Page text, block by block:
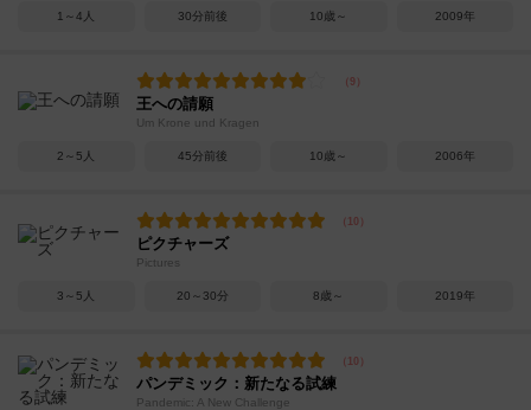
1～4人 30分前後 10歳～ 2009年
王への請願
Um Krone und Kragen
2～5人 45分前後 10歳～ 2006年
ピクチャーズ
Pictures
3～5人 20～30分 8歳～ 2019年
パンデミック：新たなる試練
Pandemic: A New Challenge